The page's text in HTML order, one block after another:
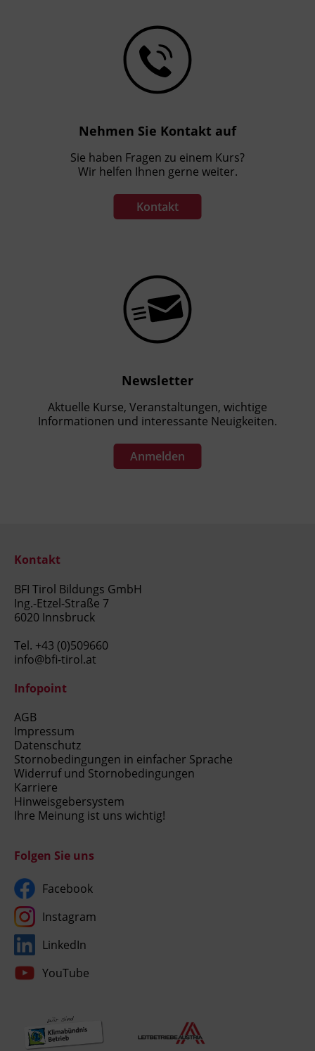
Nehmen Sie Kontakt auf
Sie haben Fragen zu einem Kurs?
Wir helfen Ihnen gerne weiter.
Kontakt
Newsletter
Aktuelle Kurse, Veranstaltungen, wichtige
Informationen und interessante Neuigkeiten.
Anmelden
Kontakt
BFI Tirol Bildungs GmbH
Ing.-Etzel-Straße 7
6020 Innsbruck
Tel. +43 (0)509660
info@bfi-tirol.at
Infopoint
AGB
Impressum
Datenschutz
Stornobedingungen in einfacher Sprache
Widerruf und Stornobedingungen
Karriere
Hinweisgebersystem
Ihre Meinung ist uns wichtig!
Folgen Sie uns
Facebook
Instagram
LinkedIn
YouTube